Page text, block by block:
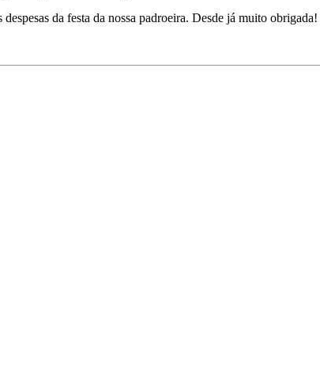
da festa da nossa padroeira. Desde já muito obrigada!